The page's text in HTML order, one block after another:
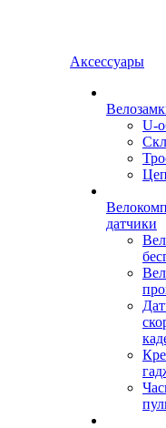
Аксессуары
U-
датчики